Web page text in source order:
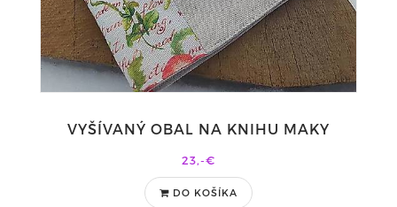
VYŠÍVANÝ OBAL NA KNIHU MAKY
23,-€
DO KOŠÍKA